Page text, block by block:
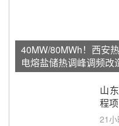
40MW/80MWh！西安
电熔盐储热调峰调频改
山
程
21